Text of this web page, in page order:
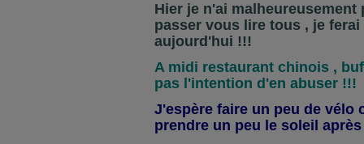
Hier je n'ai malheureusement
passer vous lire tous , je
aujourd'hui !!!
A midi restaurant chinois ,
pas l'intention d'en abuser !!!
J'espère faire un peu de vélo
prendre un peu le soleil